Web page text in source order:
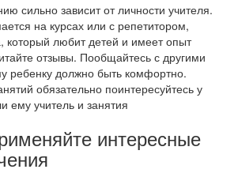
сильно зависит от личности учителя.
на курсах или с репетитором,
который любит детей и имеет опыт
отзывы. Пообщайтесь с другими
ребенку должно быть комфортно.
обязательно поинтересуйтесь у
ему учитель и занятия
интересные